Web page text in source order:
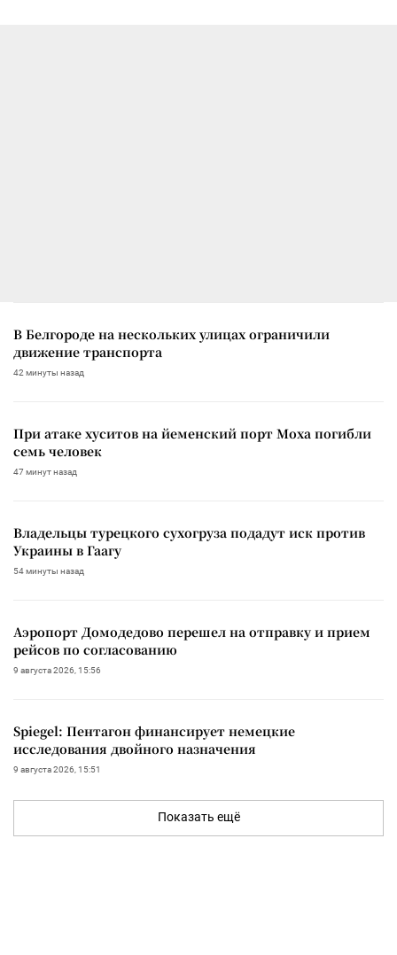
В Белгороде на нескольких улицах ограничили
движение транспорта
42 минуты назад
При атаке хуситов на йеменский порт Моха погибли
семь человек
47 минут назад
Владельцы турецкого сухогруза подадут иск против
Украины в Гаагу
54 минуты назад
Аэропорт Домодедово перешел на отправку и прием
рейсов по согласованию
9 августа 2026, 15:56
Spiegel: Пентагон финансирует немецкие
исследования двойного назначения
9 августа 2026, 15:51
Показать ещё